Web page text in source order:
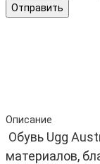
Отправить
Описание
Обувь Ugg
материалов,